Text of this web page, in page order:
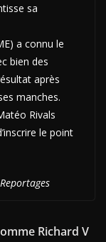
sa
a connu le
bien des
après
manches.
Rivals
le point
Richard V